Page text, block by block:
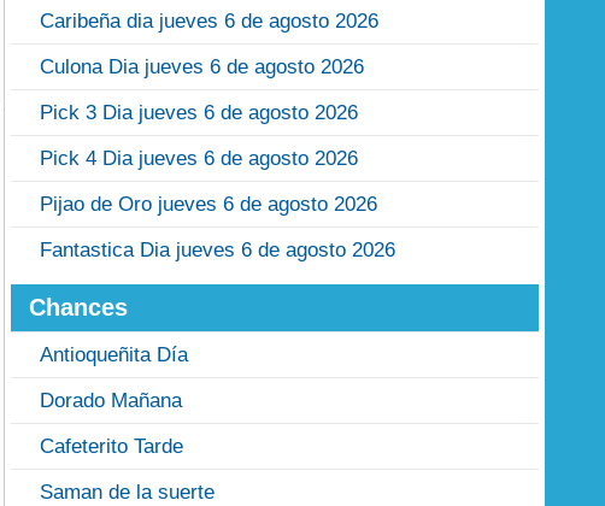
Caribeña dia jueves 6 de agosto 2026
Culona Dia jueves 6 de agosto 2026
Pick 3 Dia jueves 6 de agosto 2026
Pick 4 Dia jueves 6 de agosto 2026
Pijao de Oro jueves 6 de agosto 2026
Fantastica Dia jueves 6 de agosto 2026
Chances
Antioqueñita Día
Dorado Mañana
Cafeterito Tarde
Saman de la suerte